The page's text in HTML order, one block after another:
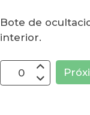
Bote de
interior.